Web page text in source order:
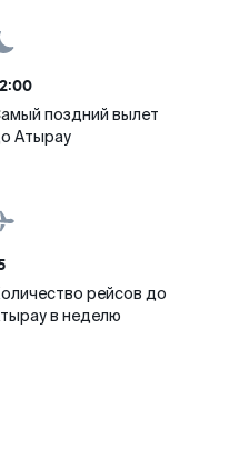
поздний вылет
Атырау
рейсов до
в неделю